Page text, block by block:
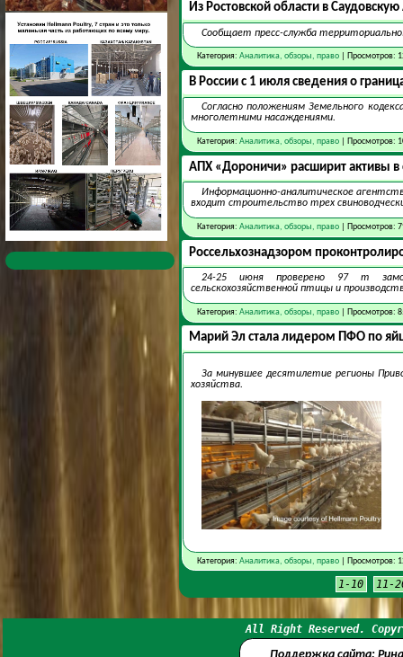
Из Ростовской области в
Cообщает пресс-служба
Категория: Аналитика, обзоры, право| Просмотров:
В России с 1 июля сведения о
Согласно положениям Земельного
многолетними насаждениями.
Категория: Аналитика, обзоры, право| Просмотров:
АПХ «Дороничи» расширит активы в
Информационно-аналитическое
входит строительство трех
Категория: Аналитика, обзоры, право| Просмотров:
Россельхознадзором
24-25 июня проверено 97 т
сельскохозяйственной птицы и
Категория: Аналитика, обзоры, право| Просмотров:
Марий Эл стала лидером ПФО по
За минувшее десятилетие регионы
хозяйства.
Категория: Аналитика, обзоры, право| Просмотров:
1-10 11-
All Right Reserved.